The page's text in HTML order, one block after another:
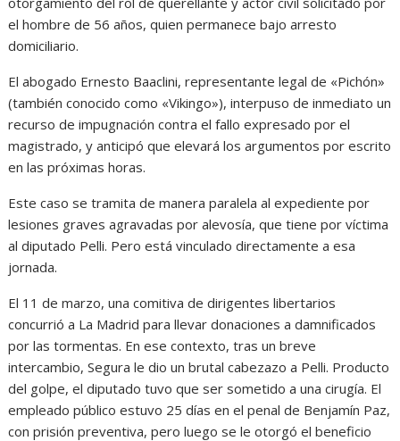
el hombre de 56 años, quien permanece bajo arresto
domiciliario.
El abogado Ernesto Baaclini, representante legal de «Pichón»
(también conocido como «Vikingo»), interpuso de inmediato un
recurso de impugnación contra el fallo expresado por el
magistrado, y anticipó que elevará los argumentos por escrito
en las próximas horas.
Este caso se tramita de manera paralela al expediente por
lesiones graves agravadas por alevosía, que tiene por víctima
al diputado Pelli. Pero está vinculado directamente a esa
jornada.
El 11 de marzo, una comitiva de dirigentes libertarios
concurrió a La Madrid para llevar donaciones a damnificados
por las tormentas. En ese contexto, tras un breve
intercambio, Segura le dio un brutal cabezazo a Pelli. Producto
del golpe, el diputado tuvo que ser sometido a una cirugía. El
empleado público estuvo 25 días en el penal de Benjamín Paz,
con prisión preventiva, pero luego se le otorgó el beneficio